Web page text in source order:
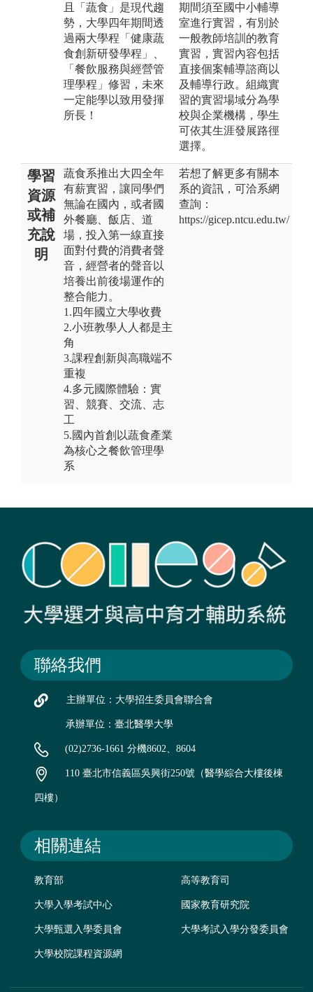
且「蔬食」是現代趨
勢，大學四年期間透
過兩大學程「健康蔬
食創新研發學程」、
「餐飲服務與經營管
理學程」修習，未來
一定能學以致用發揮
所長！
期間須至國中小輔導
室進行實習，有別於
一般教師培訓的教育
實習，實習內容包括
直接個案輔導諮商以
及輔導行政。組織實
習的實習場域分為學
校與企業機構，學生
可依其生涯發展路徑
選擇。
學習
資源
或補
充說
明
蔬食系推出大四全年
有薪實習，讓同學們
無論在國內，或者國
外餐廳、飯店、道
場，投入第一線直接
面對付費的消費者聲
音，經營者的聲音以
培養出前後場運作的
整合能力。
1.四年國立大學收費
2.小班教學人人都是主
角
3.課程創新與高職端不
重複
4.多元國際體驗：實
習、競賽、交流、志
工
5.國內首創以蔬食產業
為核心之餐飲管理學
系
若想了解更多有關本
系的資訊，可洽系網
查詢：
https://gicep.ntcu.edu.tw/
聯絡我們
主辦單位：大學招生委員會聯合會
承辦單位：臺北醫學大學
(02)2736-1661 分機8602、8604
110 臺北市信義區吳興街250號（醫學綜合大樓後棟
四樓）
相關連結
教育部 高等教育司
大學入學考試中心 國家教育研究院
大學甄選入學委員會 大學考試入學分發委員會
大學校院課程資源網